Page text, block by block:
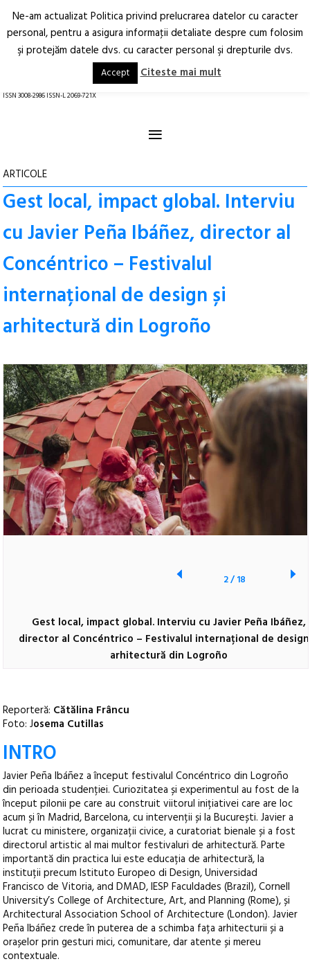
Arhitectură.
Oraș.
RO EN
ISSN 3008-2986 ISSN-L 2069-721X
≡
ARTICOLE
Gest local, impact global. Interviu
cu Javier Peña Ibáñez, director al
Concéntrico – Festivalul
internațional de design și
arhitectură din Logroño
Gest local, impact global. Interviu cu Javier Peña Ibáñez,
director al Concéntrico – Festivalul internațional de
arhitectură din Logroño
2/18
Reporteră: Cătălina Frâncu
Foto: Josema Cutillas
INTRO
Javier Peña Ibáñez a început festivalul Concéntrico din Logroño
din perioada studenției. Curiozitatea și experimentul au fost de la
început pilonii pe care au construit viitorul inițiativei care are loc
acum și în Madrid, Barcelona, cu intervenții și la București. Javier a
lucrat cu ministere, organizații civice, a curatoriat bienale și a fost
directorul artistic al mai multor festivaluri de arhitectură. Parte
importantă din practica lui este educația de arhitectură, la
instituții precum Istituto Europeo di Design, Universidad
Francisco de Vitoria, and DMAD, IESP Faculdades (Brazil), Cornell
University’s College of Architecture, Art, and Planning (Rome), și
Architectural Association School of Architecture (London). Javier
Peña Ibáñez crede în puterea de a schimba fața arhitecturii și a
orașelor prin gesturi mici, comunitare, dar atente și mereu
contextuale.
Ne-am actualizat Politica privind prelucrarea datelor cu caracter
personal, pentru a asigura informaţii detaliate despre cum folosim
şi protejăm datele dvs. cu caracter personal şi drepturile dvs.
Accept Citeste mai mult